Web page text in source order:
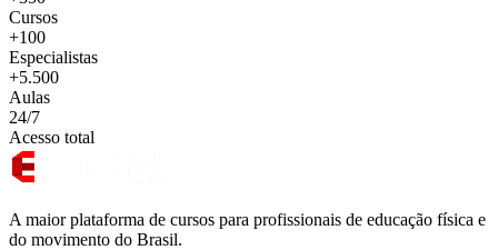
Cursos
+100
Especialistas
+5.500
Aulas
24/7
Acesso total
A maior plataforma de cursos para profissionais de educação física e
do movimento do Brasil.